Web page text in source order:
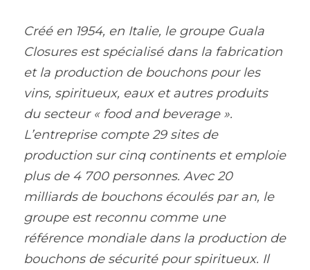
Créé en 1954, en Italie, le groupe Guala
Closures est spécialisé dans la fabrication
et la production de bouchons pour les
vins, spiritueux, eaux et autres produits
du secteur « food and beverage ».
L’entreprise compte 29 sites de
production sur cinq continents et emploie
plus de 4 700 personnes. Avec 20
milliards de bouchons écoulés par an, le
groupe est reconnu comme une
référence mondiale dans la production de
bouchons de sécurité pour spiritueux. Il